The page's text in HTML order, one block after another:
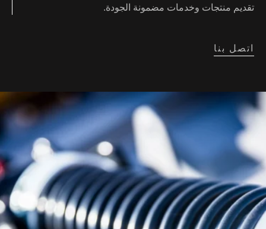
تقديم منتجات وخدمات مضمونة الجودة.
اتصل بنا